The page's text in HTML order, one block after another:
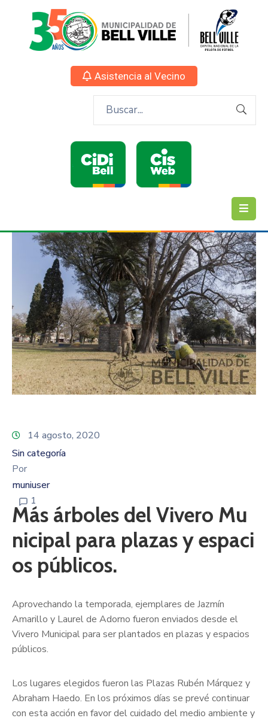
Asistencia al Vecino
14 agosto, 2020
Sin categoría
Por
muniuser
1
Más árboles del Vivero Mu
nicipal para plazas y espaci
os públicos.
Aprovechando la temporada, ejemplares de Jazmín
Amarillo y Laurel de Adorno fueron enviados desde el
Vivero Municipal para ser plantados en plazas y espacios
públicos.
Los lugares elegidos fueron las Plazas Rubén Márquez y
Abraham Haedo. En los próximos días se prevé continuar
con esta acción en favor del cuidado del medio ambiente y